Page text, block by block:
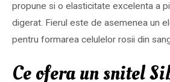
propune si o elasticitate excelenta a
digerat. Fierul este de asemenea un
pentru formarea celulelor rosii din
Ce ofera un snitel